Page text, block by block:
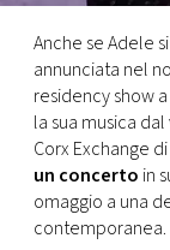
DI
MONACO
RMC
CONSIGLIA
Anche se Adele
annunciata nel
residency show
la sua musica
Corx Exchange
un concerto in
omaggio a una
contemporanea.